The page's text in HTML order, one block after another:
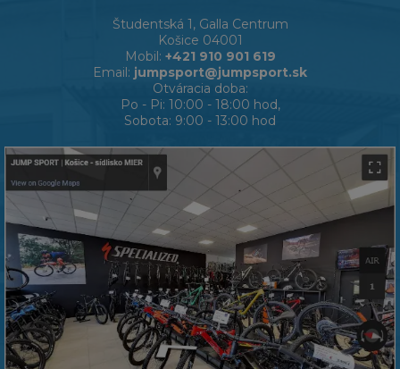
Študentská 1, Galla Centrum
Košice 04001
Mobil: +421 910 901 619
Email: jumpsport@jumpsport.sk
Otváracia doba:
Po - Pi: 10:00 - 18:00 hod,
Sobota: 9:00 - 13:00 hod